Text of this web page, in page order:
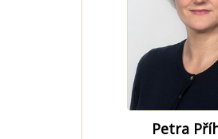
Petra